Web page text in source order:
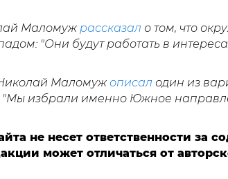
Маломуж рассказал о том, что
"Они будут работать в
Маломуж описал один из
"Мы избрали именно Южное
не несет ответственности за
может отличаться от